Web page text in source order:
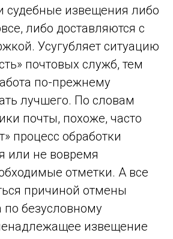
судебные извещения либо
либо доставляются с
Усугубляет ситуацию
почтовых служб, тем
по-прежнему
лучшего. По словам
почты, похоже, часто
процесс обработки
или не вовремя
отметки. А все
причиной отмены
по безусловному
извещение